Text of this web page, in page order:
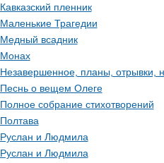
Кавказский пленник
Маленькие Трагедии
Медный всадник
Монах
Незавершенное, планы, отрывки,
Песнь о вещем Олеге
Полное собрание стихотворений
Полтава
Руслан и Людмила
Руслан и Людмила